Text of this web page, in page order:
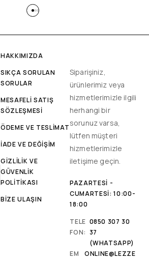
HAKKIMIZDA
SIKÇA SORULAN
SORULAR
MESAFELİ SATIŞ
SÖZLEŞMESİ
ÖDEME VE TESLİMAT
İADE VE DEĞİŞİM
GİZLİLİK VE
GÜVENLİK
POLİTİKASI
BİZE ULAŞIN
Siparişiniz,
ürünlerimiz veya
hizmetlerimizle ilgili
herhangi bir
sorunuz varsa,
lütfen müşteri
hizmetlerimizle
iletişime geçin.
PAZARTESI -
CUMARTESI: 10:00-
18:00
TELE
FON:
0850 307 30
37
(WHATSAPP)
EM
ONLINE@LEZZE